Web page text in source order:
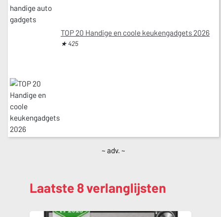
TOP 20 Handige en coole keukengadgets 2026
★ 425
~ adv. ~
Laatste 8 verlanglijsten